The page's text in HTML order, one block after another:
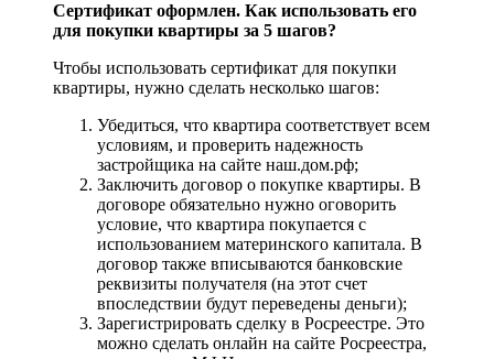
Сертификат оформлен. Как использовать его
для покупки квартиры за 5 шагов?
Чтобы использовать сертификат для покупки
квартиры, нужно сделать несколько шагов:
Убедиться, что квартира соответствует всем
условиям, и проверить надежность
застройщика на сайте наш.дом.рф;
Заключить договор о покупке квартиры. В
договоре обязательно нужно оговорить
условие, что квартира покупается с
использованием материнского капитала. В
договор также вписываются банковские
реквизиты получателя (на этот счет
впоследствии будут переведены деньги);
Зарегистрировать сделку в Росреестре. Это
можно сделать онлайн на сайте Росреестра,